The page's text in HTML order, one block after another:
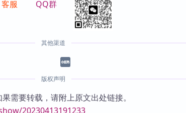
服 QQ群
其他渠道
版权声明
需要转载，请附上原文出处链接。
20230413191233